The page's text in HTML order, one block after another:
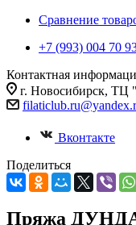
Сравнение
+7 (993) 004 70
Контактная
г. Новосибирск, ТЦ
Вконтакте
Поделиться
Пряжа